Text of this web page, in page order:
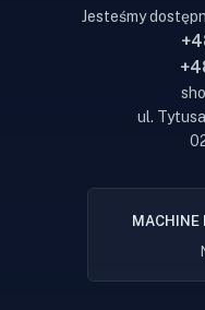
Jesteśmy
ul.
MACHINE